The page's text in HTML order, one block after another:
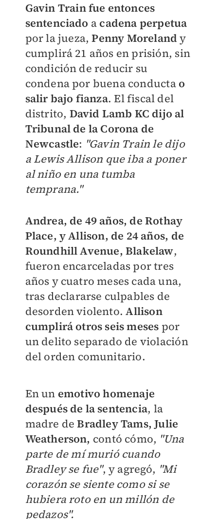
Gavin Train fue entonces
sentenciado a cadena perpetua
por la jueza,Penny Moreland y
cumplirá 21 años en prisión, sin
condición de reducir su
condena por buena conducta o
salir bajo fianza. El fiscal del
distrito, David Lamb KC dijo al
Tribunal de la Corona de
Newcastle: "Gavin Train le dijo
a Lewis Allison que iba a poner
al niño en una tumba
temprana."
Andrea, de 49 años, de Rothay
Place, y Allison, de 24 años, de
Roundhill Avenue, Blakelaw,
fueron encarceladas por tres
años y cuatro meses cada una,
tras declararse culpables de
desorden violento.Allison
cumplirá otros seis meses por
un delito separado de violación
del orden comunitario.
En un emotivo homenaje
después de la sentencia, la
madre deBradley Tams, Julie
Weatherson, contó cómo, "Una
parte de mí murió cuando
Bradley se fue", y agregó, "Mi
corazón se siente como si se
hubiera roto en un millón de
pedazos".